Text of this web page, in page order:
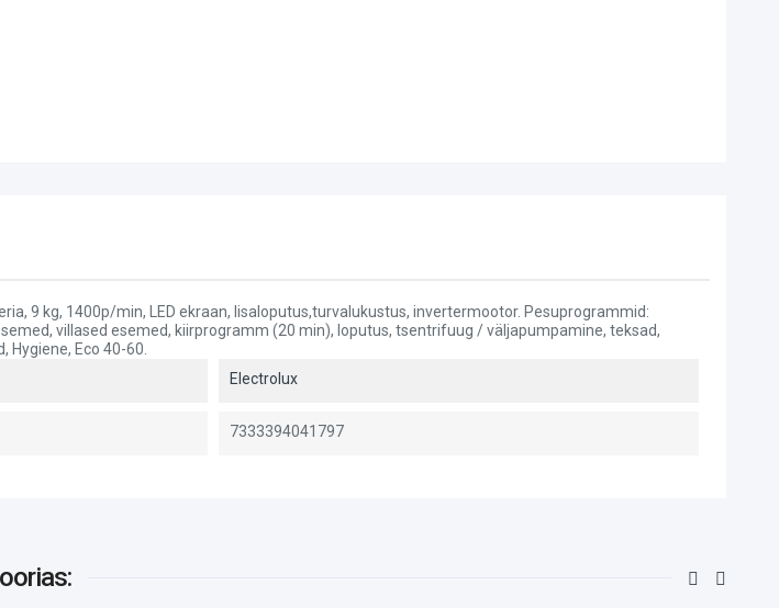
9 kg, 1400p/min, LED ekraan, lisaloputus,turvalukustus, invertermootor. Pesuprogrammid:
villased esemed, kiirprogramm (20 min), loputus, tsentrifuug / väljapumpamine, teksad,
Hygiene, Eco 40-60.
Electrolux
7333394041797